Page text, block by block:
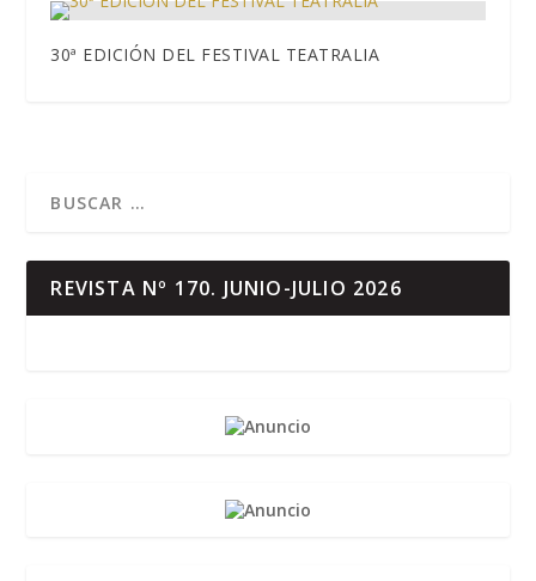
30ª EDICIÓN DEL FESTIVAL TEATRALIA
REVISTA Nº 170. JUNIO-JULIO 2026